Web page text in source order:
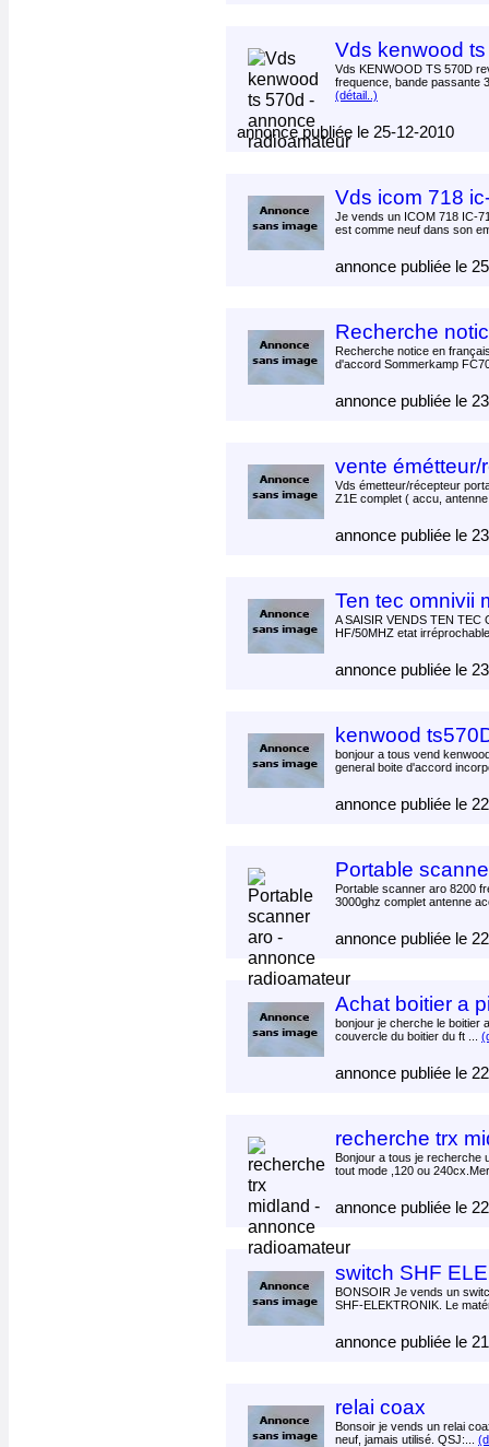
Vds kenwood
Vds KENWOOD TS 570D
frequence, bande passante
(détail..)
annonce publiée le 25-12-2010
Vds icom 718
Je vends un ICOM 718 IC-
est comme neuf dans son
annonce publiée le
Recherche
Recherche notice en
d'accord Sommerkamp
annonce publiée le
vente
Vds émetteur/récepteur
Z1E complet ( accu,
annonce publiée le
Ten tec omnivii
A SAISIR VENDS TEN TEC
HF/50MHZ etat
annonce publiée le
kenwood
bonjour a tous vend
general boite d'accord
annonce publiée le
Portable
Portable scanner aro 8200
3000ghz complet antenne
annonce publiée le
Achat boitier a
bonjour je cherche le boitier
couvercle du boitier du ft ...
annonce publiée le
recherche trx
Bonjour a tous je recherche
tout mode ,120 ou
annonce publiée le
switch SHF
BONSOIR Je vends un
SHF-ELEKTRONIK. Le
annonce publiée le
relai coax
Bonsoir je vends un relai
neuf, jamais utilisé. QSJ:...